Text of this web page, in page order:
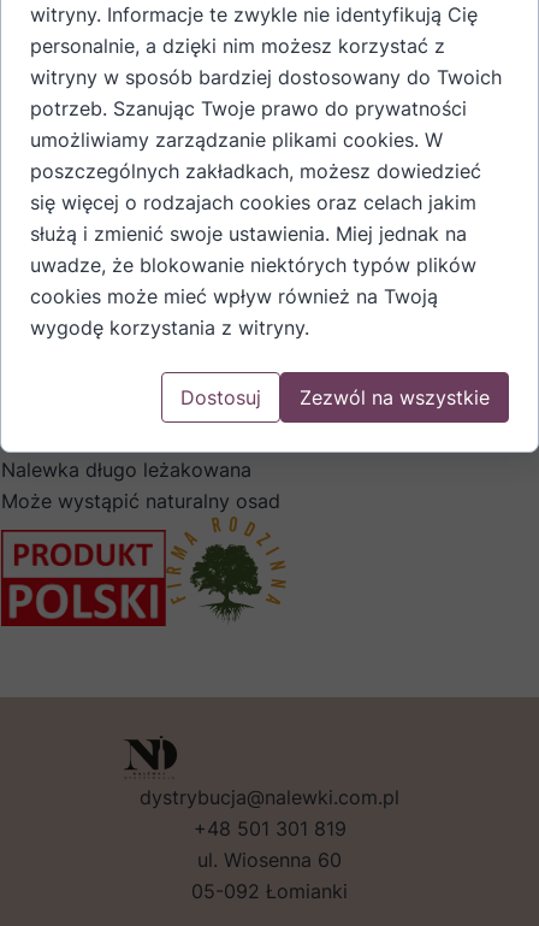
Dodaj do koszyka
Dodatkowe informacje o produkcie
Skład: świeży imbir, cytryna, alkohol etylowy, cukier
Zawartość alkoholu 30% vol
Cały proces produkcyjny wykonywany jest ręcznie, w
Spirytus zbożowy, najwyższej jakości
Nalewka długo leżakowana
Może wystąpić naturalny osad
dystrybucja@nalewki.com.pl
+48 501 301 819
ul. Wiosenna 60
05-092 Łomianki
witryny. Informacje te zwykle nie identyfikują Cię
personalnie, a dzięki nim możesz korzystać z
witryny w sposób bardziej dostosowany do Twoich
potrzeb. Szanując Twoje prawo do prywatności
umożliwiamy zarządzanie plikami cookies. W
poszczególnych zakładkach, możesz dowiedzieć
się więcej o rodzajach cookies oraz celach jakim
służą i zmienić swoje ustawienia. Miej jednak na
uwadze, że blokowanie niektórych typów plików
cookies może mieć wpływ również na Twoją
wygodę korzystania z witryny.
Dostosuj Zezwól na wszystkie